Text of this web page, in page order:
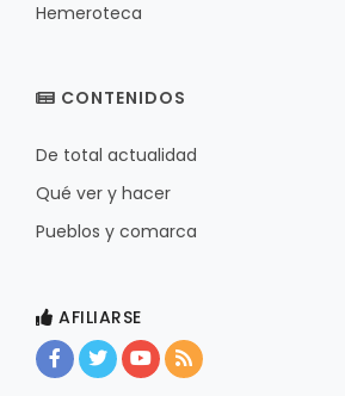
Hemeroteca
CONTENIDOS
De total actualidad
Qué ver y hacer
Pueblos y comarca
AFILIARSE